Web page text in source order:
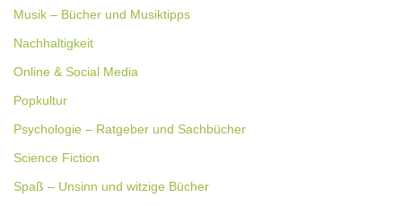
Musik – Bücher und Musiktipps
Nachhaltigkeit
Online & Social Media
Popkultur
Psychologie – Ratgeber und Sachbücher
Science Fiction
Spaß – Unsinn und witzige Bücher